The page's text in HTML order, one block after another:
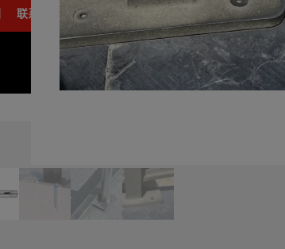
联系方式 中文
EN
产品 服务